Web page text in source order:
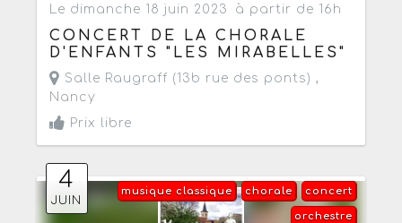
Le dimanche 18 juin 2023 à partir de 16h
CONCERT DE LA CHORALE
D'ENFANTS "LES MIRABELLES"
Salle Raugraff (13b rue des ponts) ,
Nancy
Prix libre
4
JUIN
concert
chorale
musique classique
orchestre